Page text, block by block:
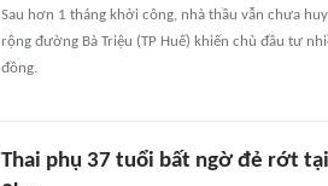
Sau hơn 1 tháng khởi công, nhà thầu vẫn chưa
rộng đường Bà Triệu (TP Huế) khiến chủ đầu tư
đồng.
Thai phụ 37 tuổi bất ngờ đẻ rớt